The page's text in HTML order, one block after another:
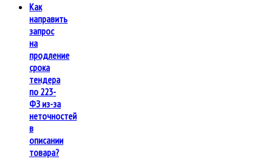
Как
направить
запрос
на
продление
срока
тендера
по 223-
ФЗ из-за
неточностей
в
описании
товара?